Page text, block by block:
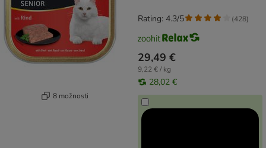
8 možnosti
29,49 €
9,22 € / kg
28,02 €
Rating: 4.3/5 (428)